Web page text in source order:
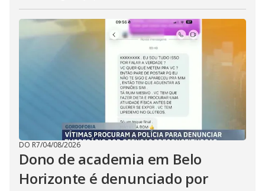
DO R7/04/08/2026
Dono de academia em Belo
Horizonte é denunciado por